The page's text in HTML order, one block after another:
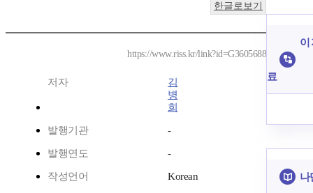
한글로보기
https://www.riss.kr/link?id=G3605688
저자
김
병
희
발행기관 -
발행연도 -
작성언어 Korean
이
료
나